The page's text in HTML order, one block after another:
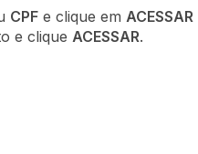
CPF e clique em ACESSAR
e clique ACESSAR.